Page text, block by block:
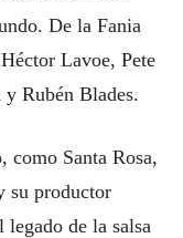
De la Fania
Lavoe, Pete
Rubén Blades.
como Santa Rosa,
su productor
de la salsa